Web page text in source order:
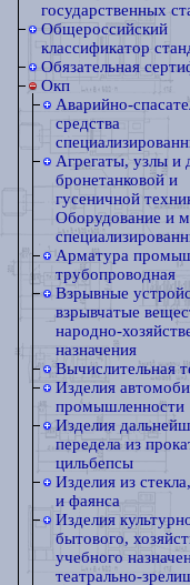
государственных
Общероссийский
классификатор
Обязательная
Окп
Аварийно-
средства
Агрегаты, узлы и
бронетанковой и
гусеничной
Оборудование и
Арматура
трубопроводная
Взрывные
взрывчатые
народно-
назначения
Вычислительная
Изделия
промышленности
Изделия
передела из
цильбепсы
Изделия из
и фаянса
Изделия
бытового,
учебного
театрально-